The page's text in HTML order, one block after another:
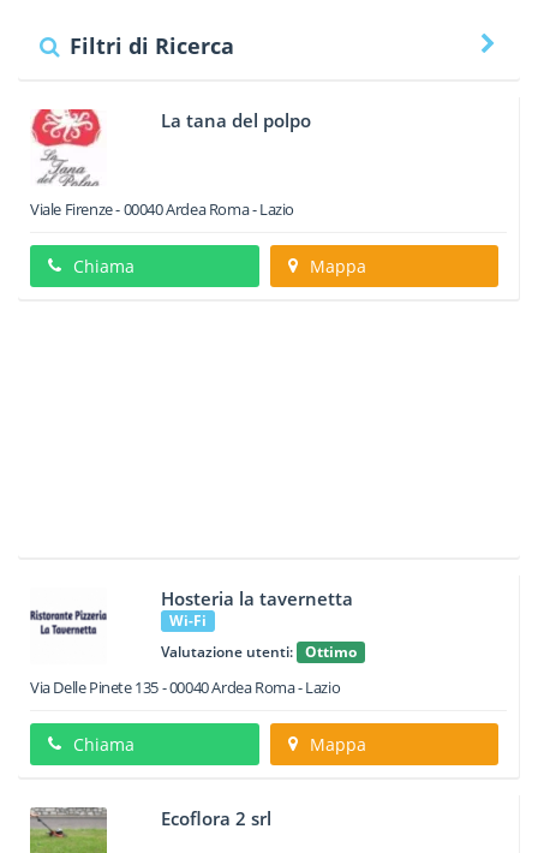
Filtri di Ricerca
La tana del polpo
Viale Firenze-00040ArdeaRoma -Lazio
Chiama Mappa
Hosteria la tavernetta
Wi-Fi
Valutazione utenti:
Ottimo
Via Delle Pinete 135-00040ArdeaRoma -Lazio
Chiama Mappa
Ecoflora 2 srl